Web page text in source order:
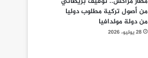
من أصول تركية مطلوب دوليا
من دولة مولدافيا
28 يوليو، 2026